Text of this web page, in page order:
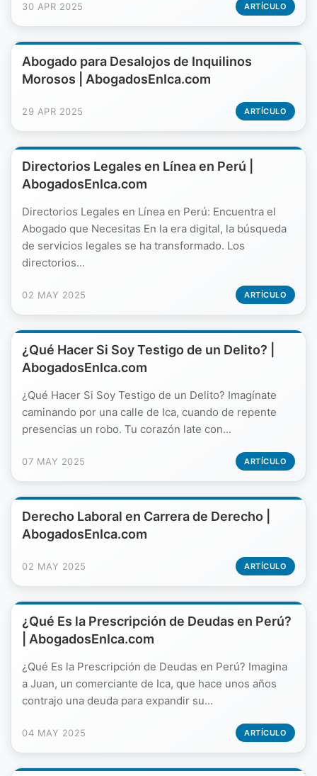
30 APR 2025 ARTÍCULO
Abogado para Desalojos de Inquilinos
Morosos | AbogadosEnIca.com
29 APR 2025 ARTÍCULO
Directorios Legales en Línea en Perú |
AbogadosEnIca.com
Directorios Legales en Línea en Perú: Encuentra el
Abogado que Necesitas En la era digital, la búsqueda
de servicios legales se ha transformado. Los
directorios...
02 MAY 2025 ARTÍCULO
¿Qué Hacer Si Soy Testigo de un Delito? |
AbogadosEnIca.com
¿Qué Hacer Si Soy Testigo de un Delito? Imagínate
caminando por una calle de Ica, cuando de repente
presencias un robo. Tu corazón late con...
07 MAY 2025 ARTÍCULO
Derecho Laboral en Carrera de Derecho |
AbogadosEnIca.com
02 MAY 2025 ARTÍCULO
¿Qué Es la Prescripción de Deudas en Perú?
| AbogadosEnIca.com
¿Qué Es la Prescripción de Deudas en Perú? Imagina
a Juan, un comerciante de Ica, que hace unos años
contrajo una deuda para expandir su...
04 MAY 2025 ARTÍCULO